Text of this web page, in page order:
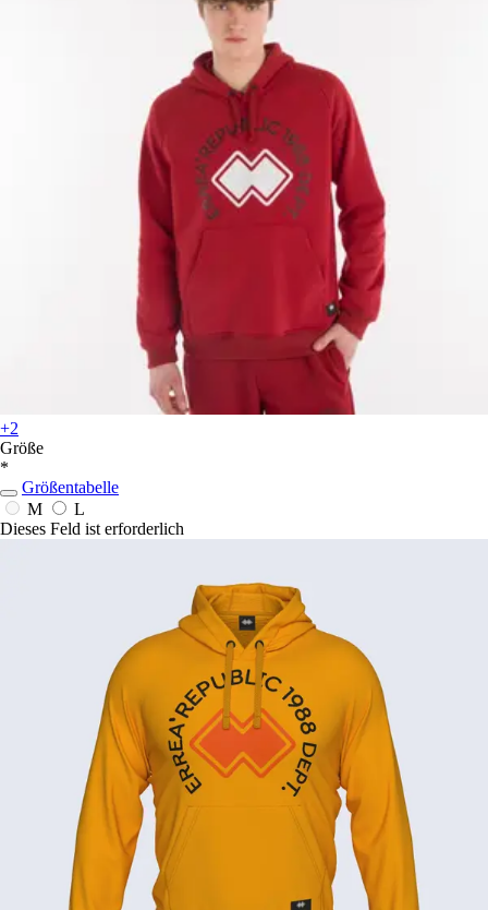
+2
Größe
*
Größentabelle
M
L
Dieses Feld ist erforderlich